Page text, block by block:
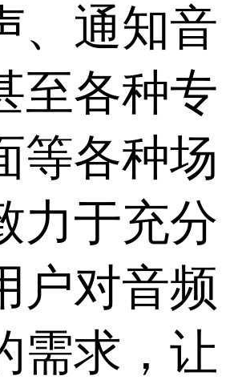
、通知音
至各种专
等各种场
力于充分
户对音频
需求，让